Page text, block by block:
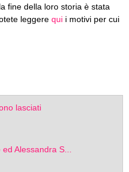
fine della loro storia è stata
leggere qui i motivi per cui
lasciati
Alessandra S...